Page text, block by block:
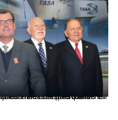
en Áncash mediante inversiones en comercio, educación, salud e industria pesquera.